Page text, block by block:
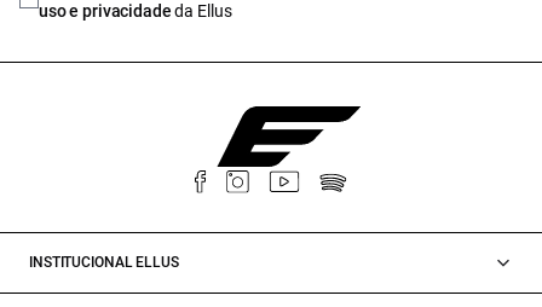
uso e privacidadeda Ellus
INSTITUCIONAL ELLUS